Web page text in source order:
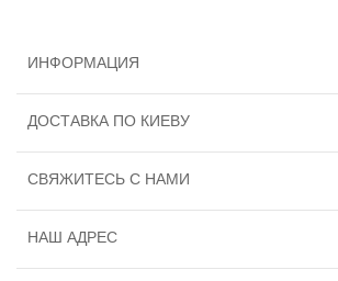
ИНФОРМАЦИЯ
ДОСТАВКА ПО КИЕВУ
СВЯЖИТЕСЬ С НАМИ
НАШ АДРЕС